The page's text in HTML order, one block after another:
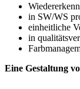
in SW/WS
einheitliche
in
Eine Gestaltung